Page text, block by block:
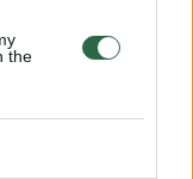
the
jaukias
norisi
ilgiau.
būti kartu su